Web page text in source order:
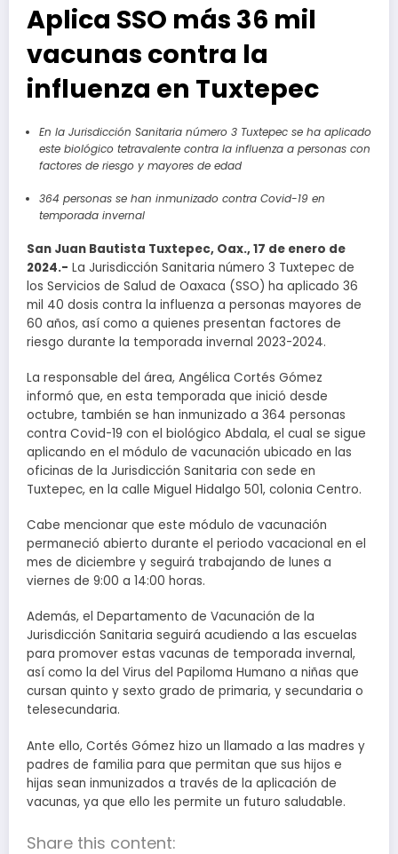
Aplica SSO más 36 mil
vacunas contra la
influenza en Tuxtepec
En la Jurisdicción Sanitaria número 3 Tuxtepec se ha aplicado
este biológico tetravalente contra la influenzaa personas con
factores de riesgo y mayores de edad
364 personas se han inmunizado contra Covid-19 en
temporada invernal
San Juan Bautista Tuxtepec, Oax., 17 de enero de
2024.- La Jurisdicción Sanitaria número 3 Tuxtepec de
los Servicios de Salud de Oaxaca (SSO) ha aplicado 36
mil 40 dosis contra la influenza a personas mayores de
60 años, así como a quienes presentan factores de
riesgo durante la temporada invernal 2023-2024.
La responsable del área, Angélica Cortés Gómez
informó que, en esta temporada que inició desde
octubre, también se han inmunizado a 364 personas
contra Covid-19 con el biológico Abdala, el cual se sigue
aplicando en el módulo de vacunación ubicado en las
oficinas de la Jurisdicción Sanitaria con sede en
Tuxtepec, en la calle Miguel Hidalgo 501, colonia Centro.
Cabe mencionar que este módulo de vacunación
permaneció abierto durante el periodo vacacional en el
mes de diciembre y seguirá trabajando de lunes a
viernes de 9:00 a 14:00 horas.
Además, el Departamento de Vacunación de la
Jurisdicción Sanitaria seguirá acudiendo a las escuelas
para promover estas vacunas de temporada invernal,
así como la del Virus del Papiloma Humano a niñas que
cursan quinto y sexto grado de primaria, y secundaria o
telesecundaria.
Ante ello, Cortés Gómez hizo un llamado a las madres y
padres de familia para que permitan que sus hijos e
hijas sean inmunizados a través de la aplicación de
vacunas, ya que ello les permite un futuro saludable.
Share this content: